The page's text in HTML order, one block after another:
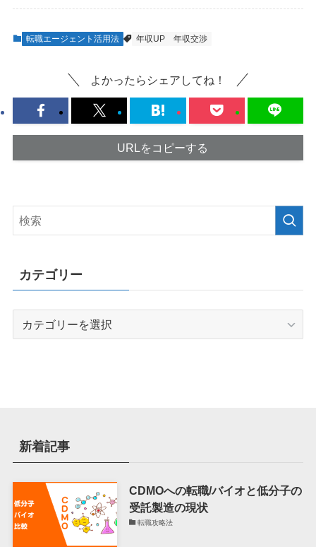
転職エージェント活用法 年収UP 年収交渉
よかったらシェアしてね！
URLをコピーする
カテゴリー
新着記事
CDMOへの転職/バイオと低分子の
受託製造の現状
転職攻略法